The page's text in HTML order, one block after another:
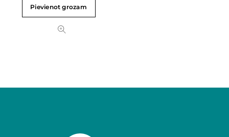
Pievienot grozam